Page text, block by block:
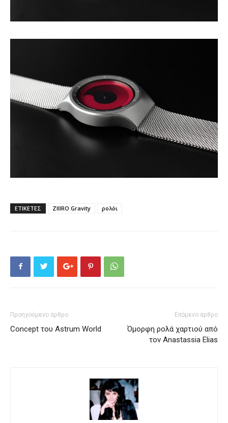
ΕΤΙΚΕΤΕΣ ZIIIRO Gravity ρολόι
Προηγούμενο άρθρο
Concept του Astrum World
Επόμενο άρθρο
Όμορφη ρολά χαρτιού από
τον Anastassia Elias